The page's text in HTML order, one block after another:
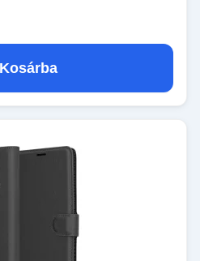
Kosárba